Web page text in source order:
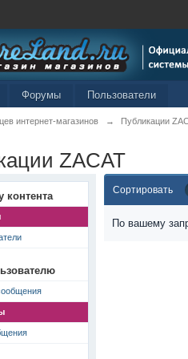
Форумы Пользователи
интернет-магазинов → Публикации
ZACAT
контента Сортировать
По вашему